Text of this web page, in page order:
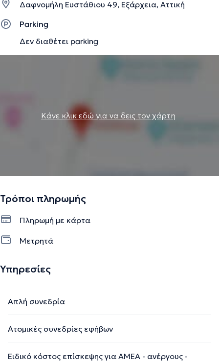
Δαφνομήλη Ευστάθιου 49, Εξάρχεια, Αττική
Parking
Δεν διαθέτει parking
Κάνε κλικ εδώ για να δεις τον χάρτη
Τρόποι πληρωμής
Πληρωμή με κάρτα
Μετρητά
Υπηρεσίες
Απλή συνεδρία
Ατομικές συνεδρίες εφήβων
Ειδικό κόστος επίσκεψης για ΑΜΕΑ - ανέργους -